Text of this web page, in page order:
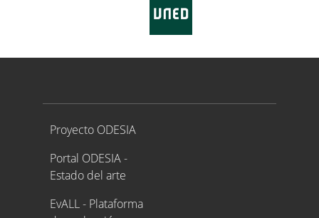
Proyecto ODESIA
Proyecto ODESIA
Portal ODESIA -
Estado del arte
EvALL - Plataforma